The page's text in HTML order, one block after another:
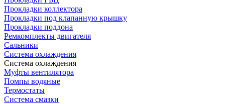
Прокладки коллектора
Прокладки под клапанную крышку
Прокладки поддона
Ремкомплекты двигателя
Сальники
Система охлаждения
Система охлаждения
Муфты вентилятора
Помпы водяные
Термостаты
Система смазки